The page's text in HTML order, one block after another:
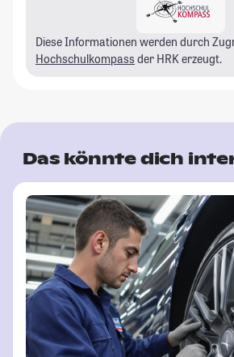
Diese Informationen werden durch
Hochschulkompass der HRK erzeugt.
Das könnte dich